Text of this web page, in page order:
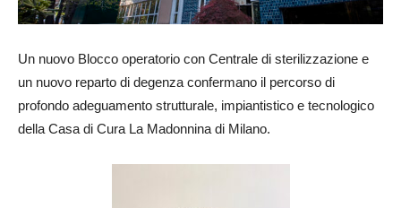
Un nuovo Blocco operatorio con Centrale di sterilizzazione e
un nuovo reparto di degenza confermano il percorso di
profondo adeguamento strutturale, impiantistico e tecnologico
della Casa di Cura La Madonnina di Milano.